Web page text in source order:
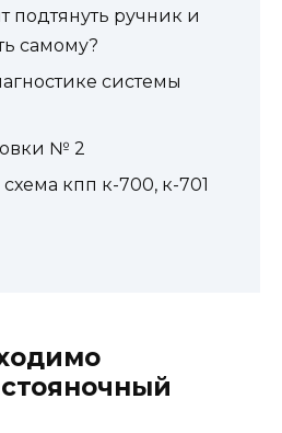
подтянуть ручник и
самому?
системы
№ 2
кпп к-700, к-701